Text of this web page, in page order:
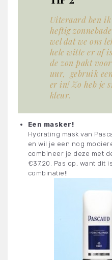
Uiteraard ben
heftig
wel dat we ons
hele witte er af
de zon pakt
uur, gebruik
er in! Zo heb je
kleur.
Een masker!
Hydrating mask van
en wil je een nog
combineer je deze met
€37,20. Pas op, want dit
combinatie!!